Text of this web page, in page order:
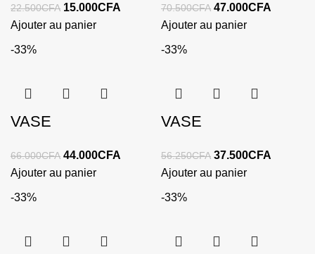
22.500CFA 15.000CFA
Ajouter au panier
70.500CFA 47.000CFA
Ajouter au panier
-33%
VASE
66.000CFA 44.000CFA
Ajouter au panier
-33%
VASE
56.250CFA 37.500CFA
Ajouter au panier
-33% -33%